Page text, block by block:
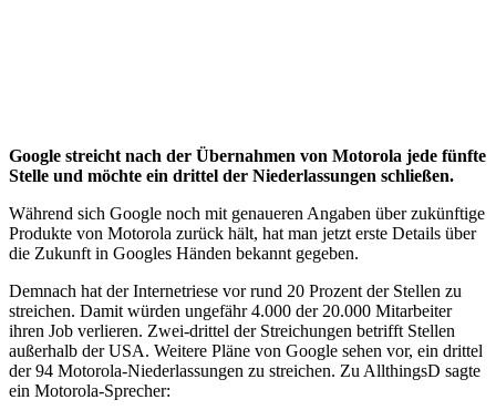
Google streicht nach der Übernahmen von Motorola jede fünfte
Stelle und möchte ein drittel der Niederlassungen schließen.
Während sich Google noch mit genaueren Angaben über zukünftige
Produkte von Motorola zurück hält, hat man jetzt erste Details über
die Zukunft in Googles Händen bekannt gegeben.
Demnach hat der Internetriese vor rund 20 Prozent der Stellen zu
streichen. Damit würden ungefähr 4.000 der 20.000 Mitarbeiter
ihren Job verlieren. Zwei-drittel der Streichungen betrifft Stellen
außerhalb der USA. Weitere Pläne von Google sehen vor, ein drittel
der 94 Motorola-Niederlassungen zu streichen. Zu AllthingsD sagte
ein Motorola-Sprecher: